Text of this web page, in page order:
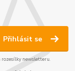
Přihlásit se
rozesílky newsletteru.